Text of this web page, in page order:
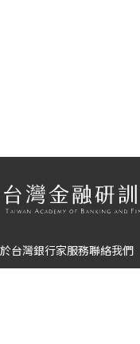
台灣銀行家服務聯絡我們